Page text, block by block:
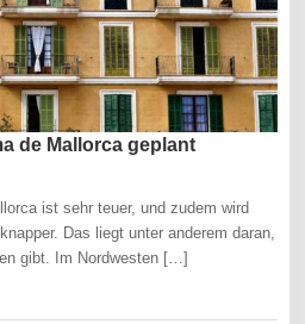
de Mallorca geplant
ist sehr teuer, und zudem wird
Das liegt unter anderem daran,
gibt. Im Nordwesten […]